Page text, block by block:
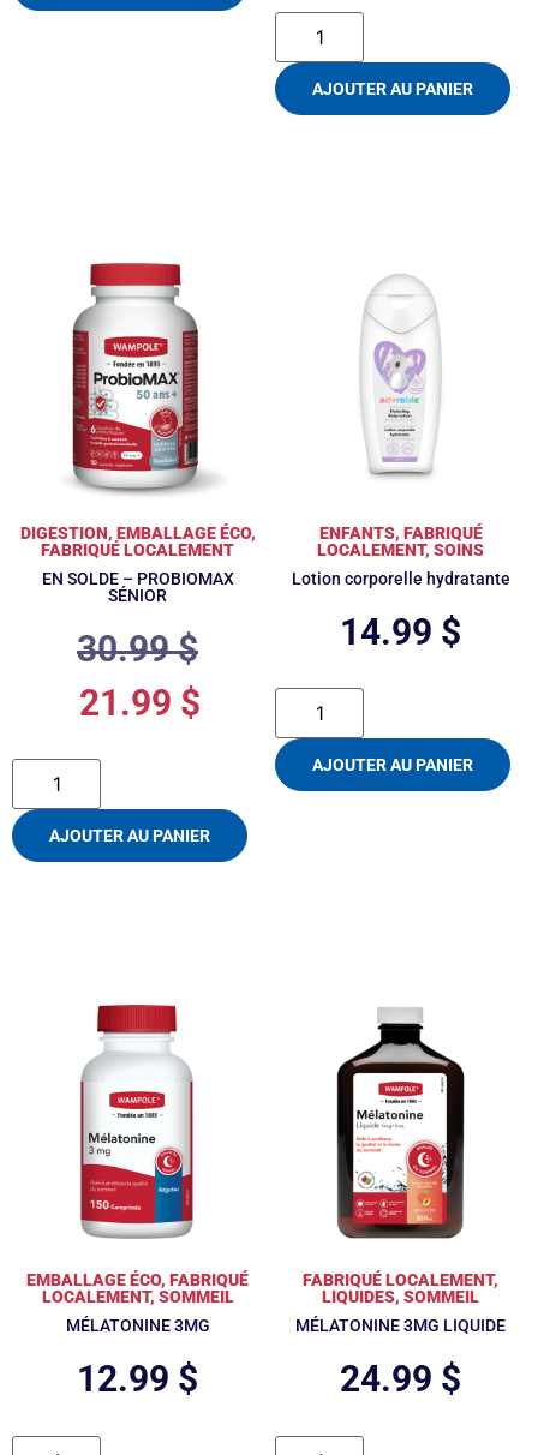
AJOUTER AU PANIER
DIGESTION, EMBALLAGE ÉCO,
FABRIQUÉ LOCALEMENT
EN SOLDE – PROBIOMAX
SÉNIOR
30.99$
21.99 $
AJOUTER AU PANIER
ENFANTS, FABRIQUÉ
LOCALEMENT, SOINS
Lotion corporelle hydratante
14.99 $
AJOUTER AU PANIER
EMBALLAGE ÉCO, FABRIQUÉ
LOCALEMENT, SOMMEIL
MÉLATONINE 3MG
12.99 $
FABRIQUÉ LOCALEMENT,
LIQUIDES, SOMMEIL
MÉLATONINE 3MG LIQUIDE
24.99 $